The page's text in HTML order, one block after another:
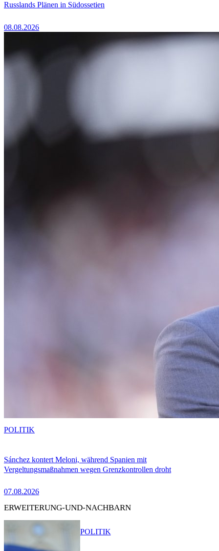
Russlands Plänen in Südossetien
08.08.2026
Sánchez kontert Meloni, während Spanien mit
Vergeltungsmaßnahmen wegen Grenzkontrollen droht
07.08.2026
POLITIK
ERWEITERUNG-UND-NACHBARN
POLITIK